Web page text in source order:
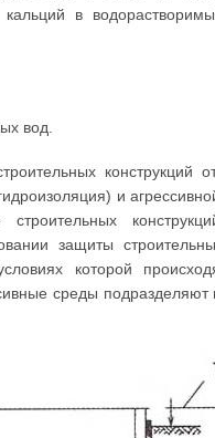
в
вод.
конструкций
и
строительных
защиты
которой
среды подразделяют